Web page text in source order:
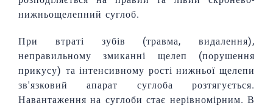
нижньощелепний суглоб.
При втраті зубів (травма, видалення),
неправильному змиканні щелеп (порушення
прикусу) та інтенсивному рості нижньої щелепи
зв'язковий апарат суглоба розтягується.
Навантаження на суглоби стає нерівномірним. В